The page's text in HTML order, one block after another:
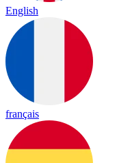
English
français